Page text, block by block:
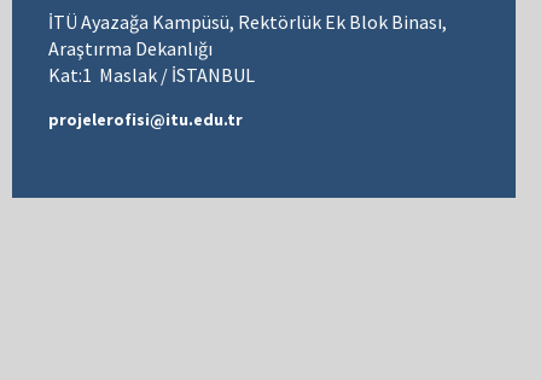
İTÜ Ayazağa Kampüsü, Rektörlük Ek Blok Binası,
Araştırma Dekanlığı
Kat:1 Maslak / İSTANBUL
projelerofisi@itu.edu.tr